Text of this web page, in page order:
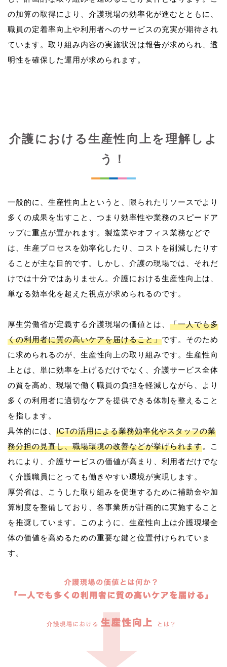
の加算の取得により、介護現場の効率化が進むとともに、
職員の定着率向上や利用者へのサービスの充実が期待され
ています。取り組み内容の実施状況は報告が求められ、透
介護における生産性向上を理解しよ
う！
一般的に、生産性向上というと、限られたリソースでより
多くの成果を出すこと、つまり効率性や業務のスピードア
ップに重点が置かれます。製造業やオフィス業務などで
は、生産プロセスを効率化したり、コストを削減したりす
ることが主な目的です。しかし、介護の現場では、それだ
けでは十分ではありません。介護における生産性向上は、
単なる効率化を超えた視点が求められるのです。
厚生労働省が定義する介護現場の価値とは、 「一人でも多
くの利用者に質の高いケアを届けること」です。そのため
に求められるのが、生産性向上の取り組みです。生産性向
上とは、単に効率を上げるだけでなく、介護サービス全体
の質を高め、現場で働く職員の負担を軽減しながら、より
多くの利用者に適切なケアを提供できる体制を整えること
を指します。
具体的には、 ICTの活用による業務効率化やスタッフの業
務分担の見直し、職場環境の改善などが挙げられます。こ
れにより、介護サービスの価値が高まり、利用者だけでな
く介護職員にとっても働きやすい環境が実現します。
厚労省は、こうした取り組みを促進するために補助金や加
算制度を整備しており、各事業所が計画的に実施すること
を推奨しています。このように、生産性向上は介護現場全
体の価値を高めるための重要な鍵と位置付けられていま